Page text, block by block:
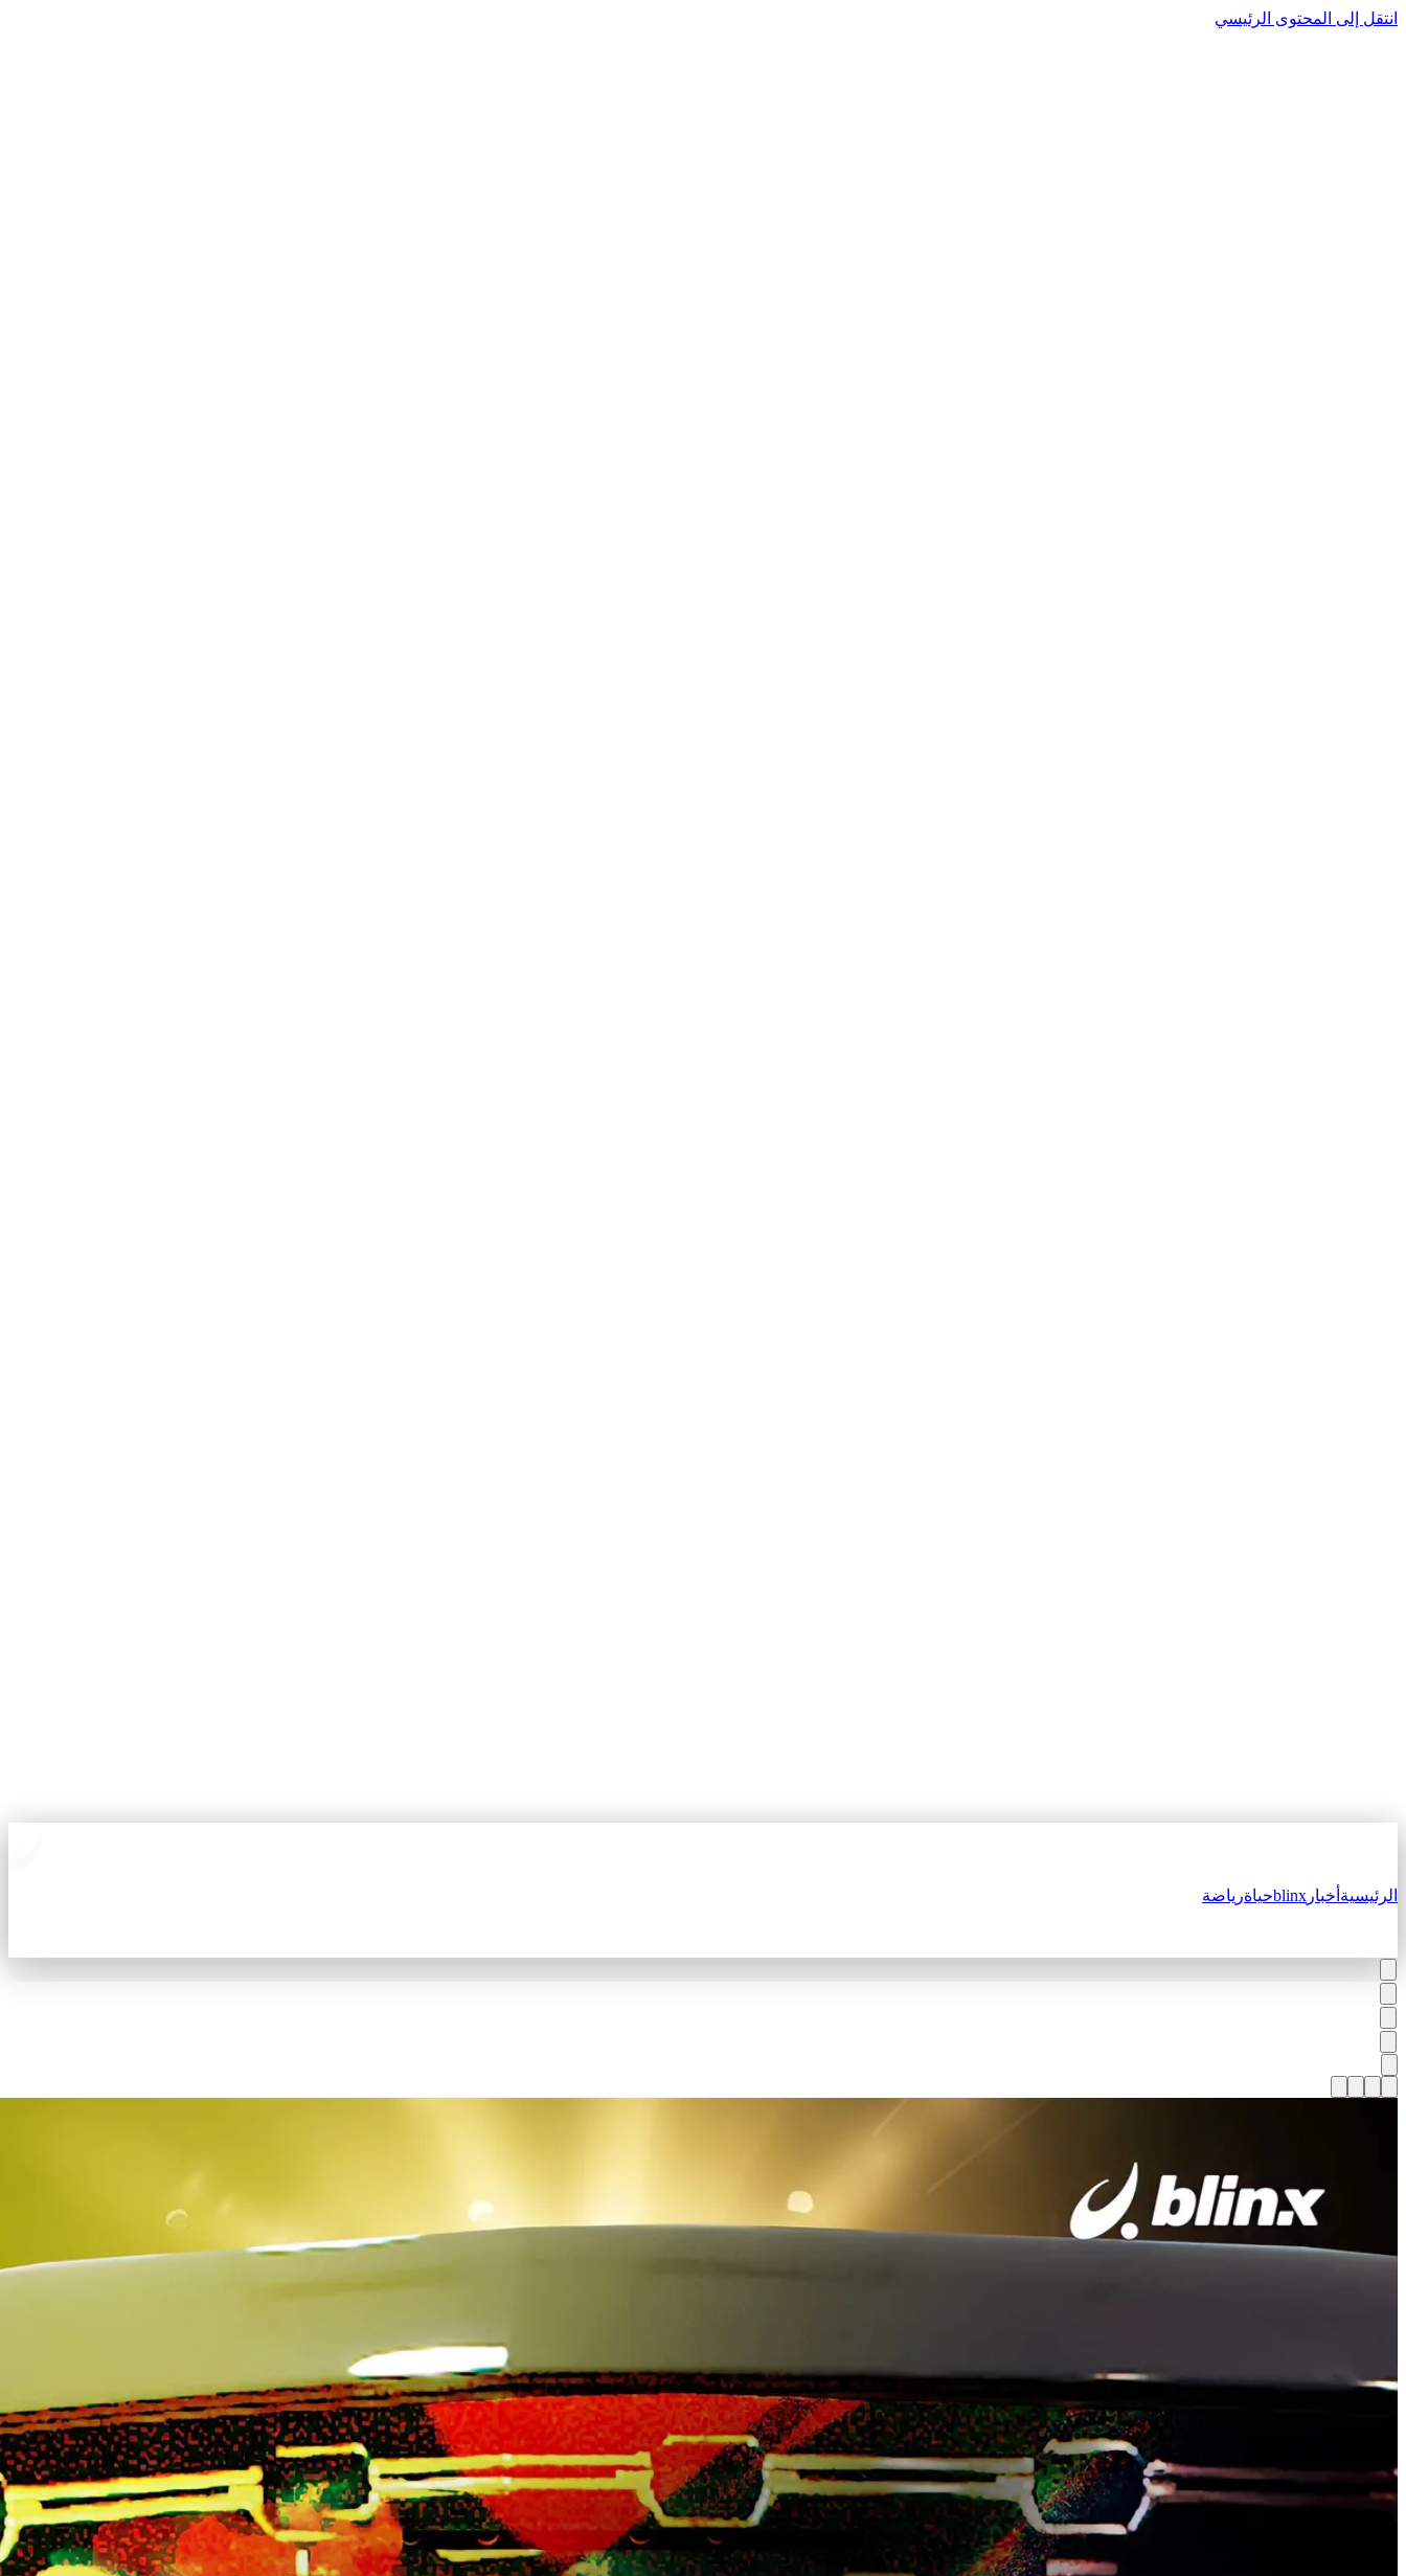
انتقل إلى المحتوى الرئيسي
الرئيسية أخبار blinxحياةرياضة